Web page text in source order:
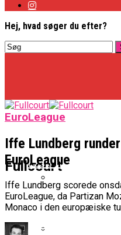
Hej, hvad søger du efter?
Fullcourt
Basketligaen
Officielt:
NBA
EuroLeague
Iffe Lundberg
EuroLeague
Iffe Lundberg scorede
EuroLeague, da Partizan
Monaco i den europæiske